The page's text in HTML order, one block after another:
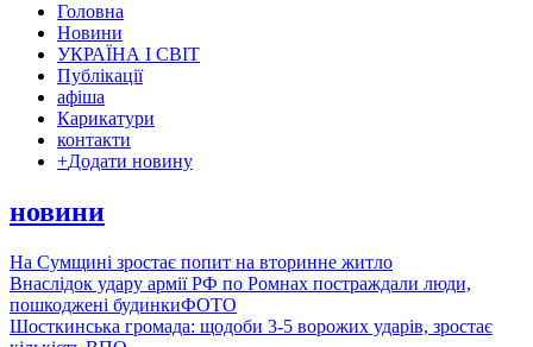
Головна
Новини
УКРАЇНА І СВІТ
Публікації
афіша
Карикатури
контакти
+Додати новину
новини
На Сумщині зростає попит на вторинне житло
Внаслідок удару армії РФ по Ромнах постраждали люди,
пошкоджені будинкиФОТО
Шосткинська громада: щодоби 3-5 ворожих ударів, зростає